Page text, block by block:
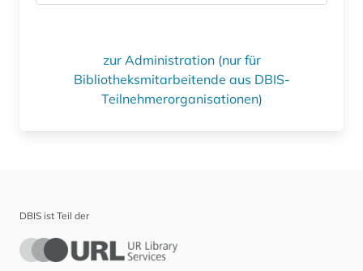
zur Administration (nur für
Bibliotheksmitarbeitende aus DBIS-
Teilnehmerorganisationen)
DBIS ist Teil der